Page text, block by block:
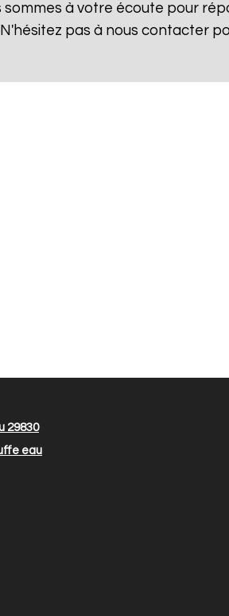
à votre écoute pour
pas à nous contacter
29830
eau